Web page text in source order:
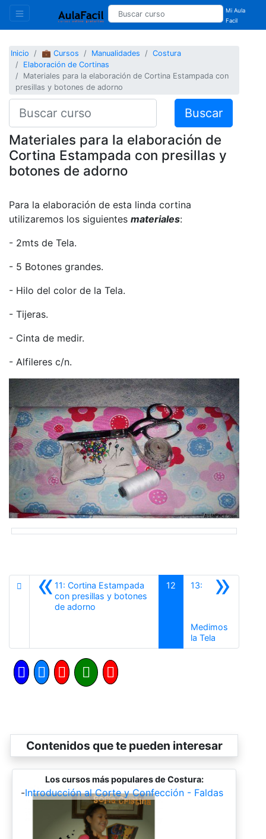
Mi Aula
Facil
Inicio 💼 Cursos Manualidades
Costura
Elaboración de Cortinas
Materiales para la elaboración de Cortina Estampada con
presillas y botones de adorno
Buscar
Materiales para la elaboración de
Cortina Estampada con presillas y
botones de adorno
Para la elaboración de esta linda cortina
utilizaremos los siguientes materiales:
- 2mts de Tela.
- 5 Botones grandes.
- Hilo del color de la Tela.
- Tijeras.
- Cinta de medir.
- Alfileres c/n.
«11: Cortina Estampada
con presillas y botones
de adorno
12 »
13:
Medimos
la Tela
Contenidos que te pueden interesar
Los cursos más populares de Costura:
-Introducción al Corte y Confección - Faldas